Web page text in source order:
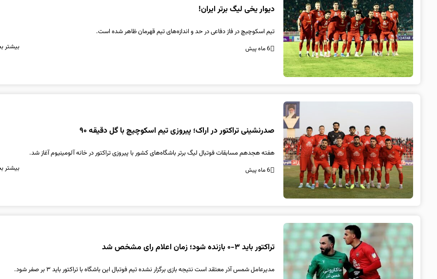
دیوار یخی لیگ برتر ایران!
تیم اسکوچیچ در فاز دفاعی در حد و اندازه‌های تیم قهرمان ظاهر شده است.
6 ماه پیش بیشتر
صدرنشینی تراکتور در اراک؛ پیروزی تیم اسکوچیچ با گل دقیقه ۹۰
هفته هجدهم مسابقات فوتبال لیگ برتر باشگاه‌های کشور با پیروزی تراکتور در خانه آلومینیوم آغاز شد.
6 ماه پیش بیشتر
تراکتور باید ۳-۰ بازنده شود؛ زمان اعلام رای مشخص شد
مدیرعامل شمس آذر معتقد است نتیجه بازی برگزار نشده تیم فوتبال این باشگاه با تراکتور باید ۳ بر صفر شود.